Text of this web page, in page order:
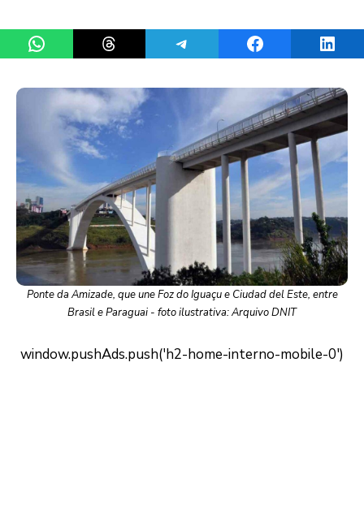
Share on WhatsAppShare on ThreadsShare on TelegramShare on Facebook
Ponte da Amizade, que une Foz do Iguaçu e Ciudad del Este, entre
Brasil e Paraguai - foto ilustrativa: Arquivo DNIT